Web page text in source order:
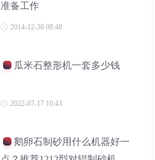
准备工作
2014-12-30 08:48
瓜米石整形机一套多少钱
2022-07-17 10:43
鹅卵石制砂用什么机器好一